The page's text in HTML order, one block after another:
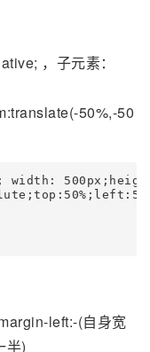
，子元素：
50%,-50
left:-(自身宽
半)